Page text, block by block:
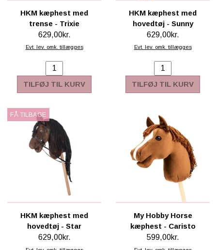
HKM kæphest med
trense - Trixie
629,00kr.
Evt. lev. omk. tillægges
TILFØJ TIL KURV
HKM kæphest med
hovedtøj - Sunny
629,00kr.
Evt. lev. omk. tillægges
TILFØJ TIL KURV
FÅ TILBAGE
HKM kæphest med
hovedtøj - Star
629,00kr.
My Hobby Horse
kæphest - Caristo
599,00kr.